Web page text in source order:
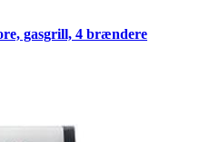
gasgrill, 4 brændere